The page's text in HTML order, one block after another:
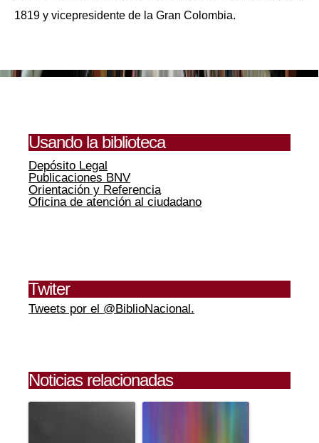
1819 y vicepresidente de la Gran Colombia.
Usando la biblioteca
Depósito Legal
Publicaciones BNV
Orientación y Referencia
Oficina de atención al ciudadano
Twiter
Tweets por el @BiblioNacional.
Noticias relacionadas